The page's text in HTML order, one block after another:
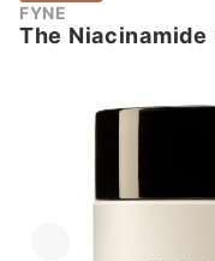
FYNE
The